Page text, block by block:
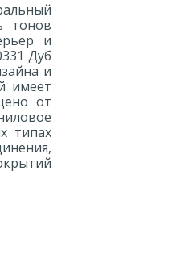
тонов
и
Дуб
и
имеет
от
типах